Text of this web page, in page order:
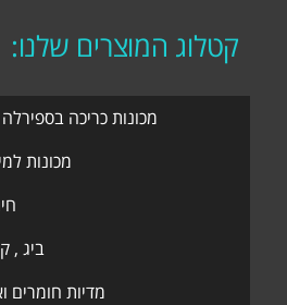
קטלוג המוצרים שלנו:
מכונות כריכה
מכונות
ביג ,
מדיות חומרים